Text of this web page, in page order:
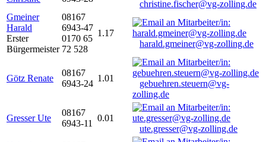
christine.fischer@vg-zolling.de
Gmeiner
Harald
Erster
Bürgermeister
08167
6943-47
0170 65
72 528
1.17
harald.gmeiner@vg-zolling.de
Götz Renate
08167
6943-24
1.01
gebuehren.steuern@vg-
zolling.de
Gresser Ute
08167
6943-11
0.01
ute.gresser@vg-zolling.de